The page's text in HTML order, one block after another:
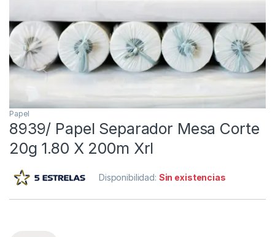
Papel
8939/ Papel Separador Mesa Corte
20g 1.80 X 200m Xrl
Disponibilidad: Sin existencias